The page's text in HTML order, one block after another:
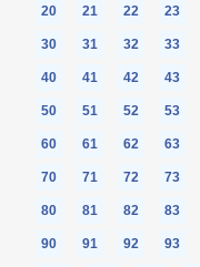
20 21 22 23
30 31 32 33
40 41 42 43
50 51 52 53
60 61 62 63
70 71 72 73
80 81 82 83
90 91 92 93